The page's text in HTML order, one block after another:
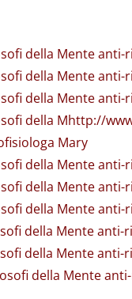
della Mente
della Mente
della Mente
della Mhttp://
Mary
della Mente
della Mente
della Mente
della Mente
della Mente
della Mente